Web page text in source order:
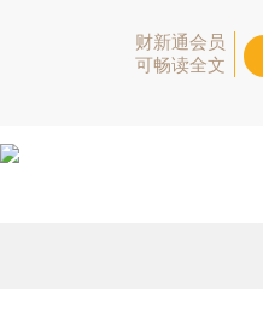
财新通会员
可畅读全文